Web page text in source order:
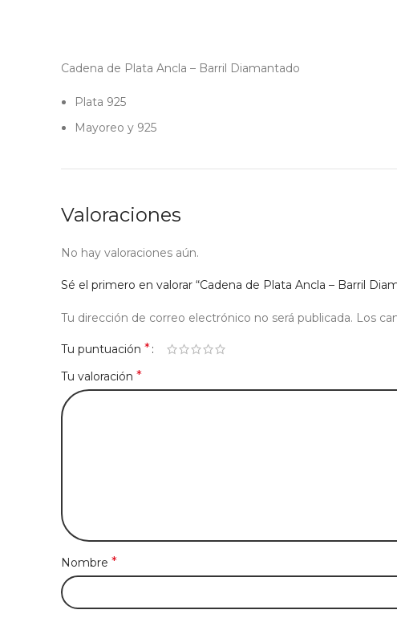
Cadena de Plata Ancla – Barril Diamantado
Plata 925
Mayoreo y 925
Valoraciones
No hay valoraciones aún.
Sé el primero en valorar “Cadena de Plata Ancla – Barril
Tu dirección de correo electrónico no será publicada. Los
Tu puntuación *
Tu valoración *
Nombre *